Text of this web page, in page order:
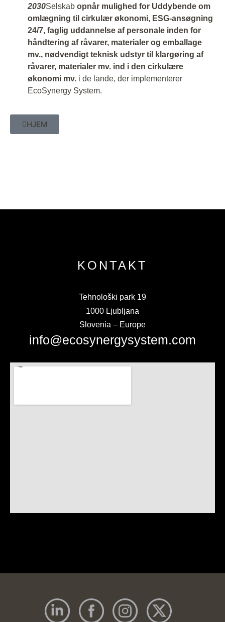
2030Selskab opnår mulighed for Uddybende om
omlægning til cirkulær økonomi, ESG-ansøgning
24/7, faglig uddannelse af personale inden for
håndtering af råvarer, materialer og emballage
mv., nødvendigt teknisk udstyr til klargøring af
råvarer, materialer mv. ind i den cirkulære
økonomi mv. i de lande, der implementerer
EcoSynergy System.
HJEM
KONTAKT
Tehnološki park 19
1000 Ljubljana
Slovenia – Europe
info@ecosynergysystem.com